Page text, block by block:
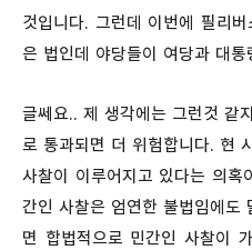
것입니다. 그런데 이번에 필리
은 법인데 야당들이 여당과 대
글쎄요.. 제 생각에는 그런것 같
로 통과되면 더 위험합니다. 현
사찰이 이루어지고 있다는 의혹
간인 사찰은 엄연한 불법임에도
면 합법적으로 민간인 사찰이